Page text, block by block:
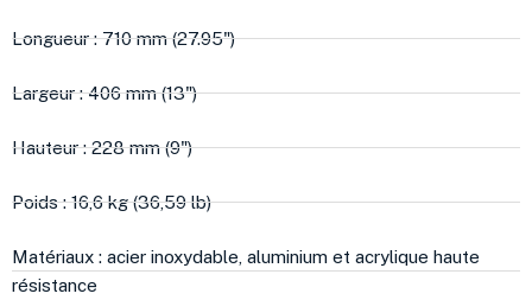
Longueur : 710 mm (27.95")
Largeur : 406 mm (13")
Hauteur : 228 mm (9")
Poids : 16,6 kg (36,59 lb)
Matériaux : acier inoxydable, aluminium et acrylique haute
résistance